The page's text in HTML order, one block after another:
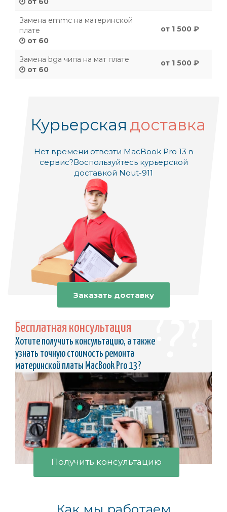
Замена emmc на материнской
плате
от 60
от 1 500 ₽
Замена bga чипа на мат плате
от 60
от 1 500 ₽
Курьерская доставка
Нет времени отвезти MacBook Pro 13 в
сервис?Воспользуйтесь курьерской
доставкой Nout-911
Заказать доставку
Бесплатная консультация
Хотите получить консультацию, а также
узнать точную стоимость ремонта
материнской платы MacBook Pro 13?
Получить консультацию